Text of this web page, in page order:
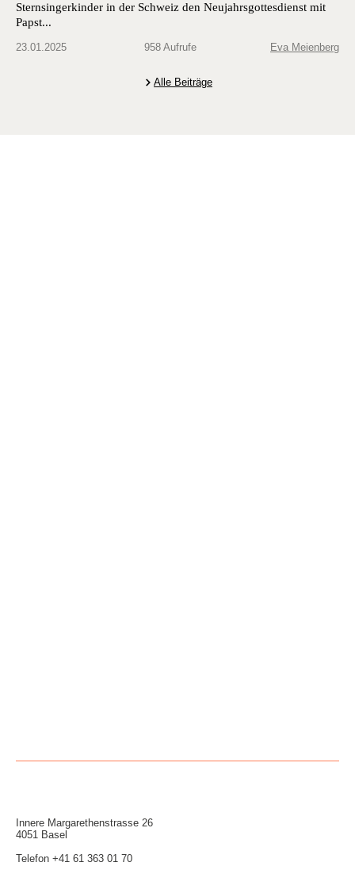
Sternsingerkinder in der Schweiz den Neujahrsgottesdienst mit
Papst...
23.01.2025 958 Aufrufe Eva Meienberg
Alle Beiträge
Innere Mar­garethen­strasse 26
4051 Basel
Telefon +41 61 363 01 70